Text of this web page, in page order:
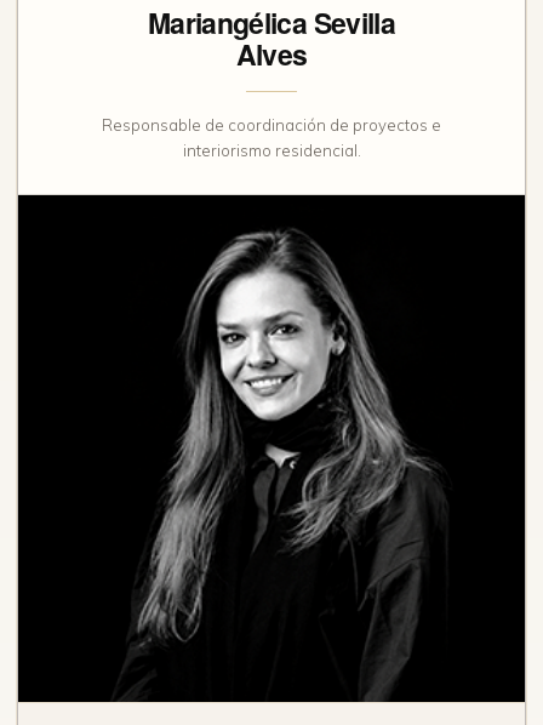
Mariangélica Sevilla
Alves
Responsable de coordinación de proyectos e
interiorismo residencial.